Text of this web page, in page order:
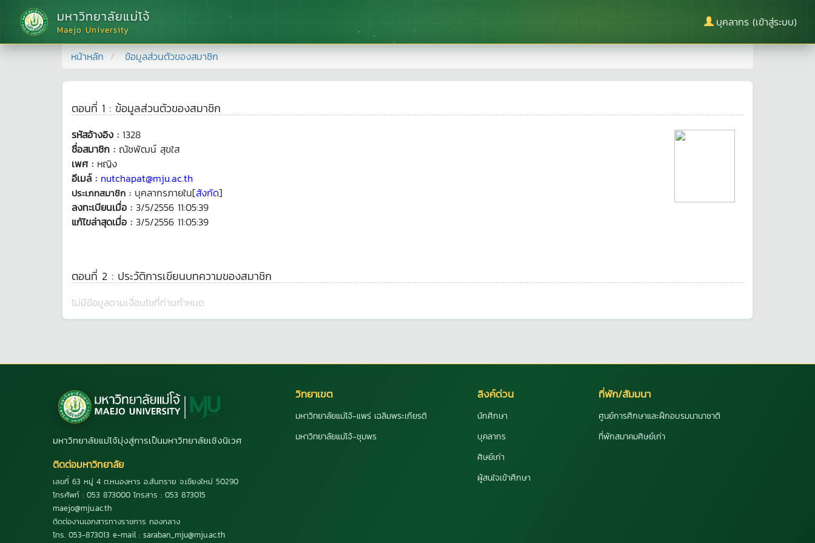
มหาวิทยาลัยแม่โจ้
Maejo University
บุคลากร (เข้าสู่ระบบ)
หน้าหลัก ข้อมูลส่วนตัวของสมาชิก
ตอนที่ 1 : ข้อมูลส่วนตัวของสมาชิก
รหัสอ้างอิง : 1328
ชื่อสมาชิก : ณัชพัฒน์ สุขใส
เพศ : หญิง
อีเมล์ : nutchapat@mju.ac.th
ประเภทสมาชิก : บุคลากรภายใน[สังกัด]
ลงทะเบียนเมื่อ : 3/5/2556 11:05:39
แก้ไขล่าสุดเมื่อ : 3/5/2556 11:05:39
ตอนที่ 2 : ประวัติการเขียนบทความของสมาชิก
ไม่มีข้อมูลตามเงื่อนไขที่ท่านกำหนด
มหาวิทยาลัยแม่โจ้มุ่งสู่การเป็นมหาวิทยาลัยเชิงนิเวศ
ติดต่อมหาวิทยาลัย
เลขที่ 63 หมู่ 4 ต.หนองหาร อ.สันทราย จ.เชียงใหม่ 50290
โทรศัพท์ : 053 873000 โทรสาร : 053 873015
maejo@mju.ac.th
ติดต่องานเอกสารทางราชการ กองกลาง
โทร. 053-873013 e-mail : saraban_mju@mju.ac.th
วิทยาเขต
มหาวิทยาลัยแม่โจ้-แพร่ เฉลิมพระเกียรติ
มหาวิทยาลัยแม่โจ้-ชุมพร
ลิงค์ด่วน
นักศึกษา
บุคลากร
ศิษย์เก่า
ผู้สนใจเข้าศึกษา
ที่พัก/สัมมนา
ศูนย์การศึกษาและฝึกอบรมนานาชาติ
ที่พักสมาคมศิษย์เก่า